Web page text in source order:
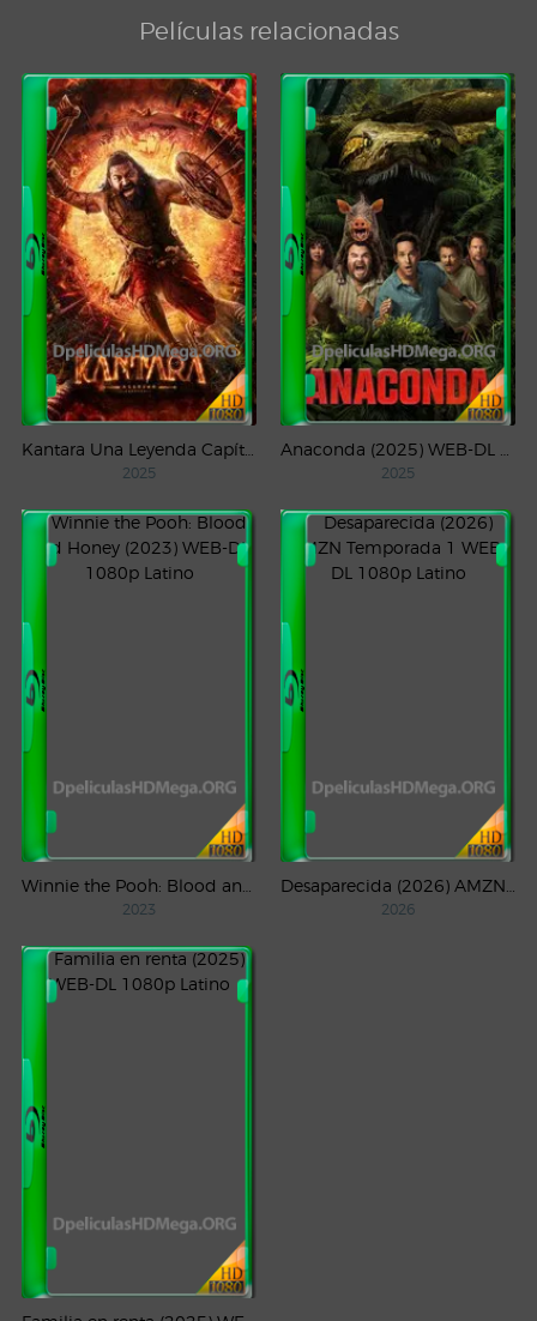
Películas relacionadas
2025 2025
2023 2026